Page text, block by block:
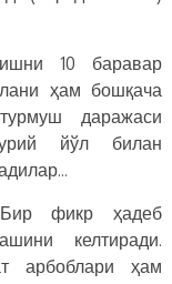
10 баравар
ҳам бошқача
даражаси
йўл билан
Бир фикр ҳадеб
келтиради.
арбоблари ҳам